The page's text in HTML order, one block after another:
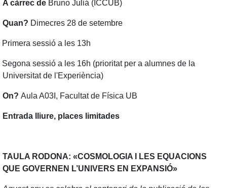
A càrrec de Bruno Juliá (ICCUB)
Quan? Dimecres 28 de setembre
Primera sessió a les 13h
Segona sessió a les 16h (prioritat per a alumnes de la
Universitat de l'Experiència)
On? Aula A03I, Facultat de Física UB
Entrada lliure, places limitades
TAULA RODONA: «COSMOLOGIA I LES EQUACIONS
QUE GOVERNEN L’UNIVERS EN EXPANSIÓ»